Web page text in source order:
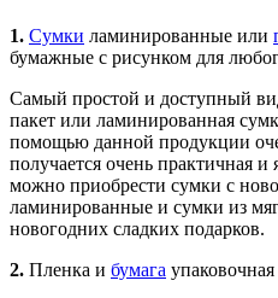
1. Сумки ламинированные или
бумажные с рисунком для
Самый простой и доступный
пакет или ламинированная
помощью данной продукции
получается очень практичная
можно приобрести сумки с
ламинированные и сумки из
новогодних сладких подарков.
2. Пленка и бумага упаковочная